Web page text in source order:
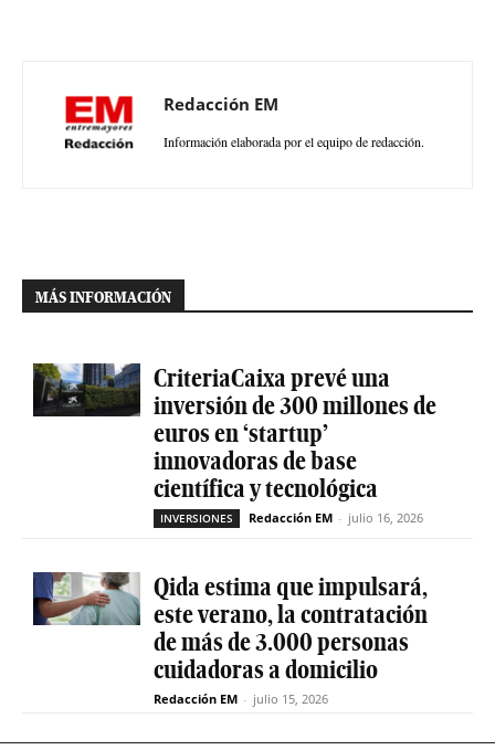
Redacción EM
Información elaborada por el equipo de redacción.
MÁS INFORMACIÓN
CriteriaCaixa prevé una
inversión de 300 millones de
euros en ‘startup’
innovadoras de base
científica y tecnológica
INVERSIONES Redacción EM - julio 16, 2026
Qida estima que impulsará,
este verano, la contratación
de más de 3.000 personas
cuidadoras a domicilio
Redacción EM - julio 15, 2026